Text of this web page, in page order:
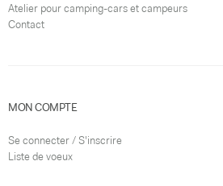
Atelier pour camping-cars et campeurs
Contact
MON COMPTE
Se connecter / S'inscrire
Liste de voeux